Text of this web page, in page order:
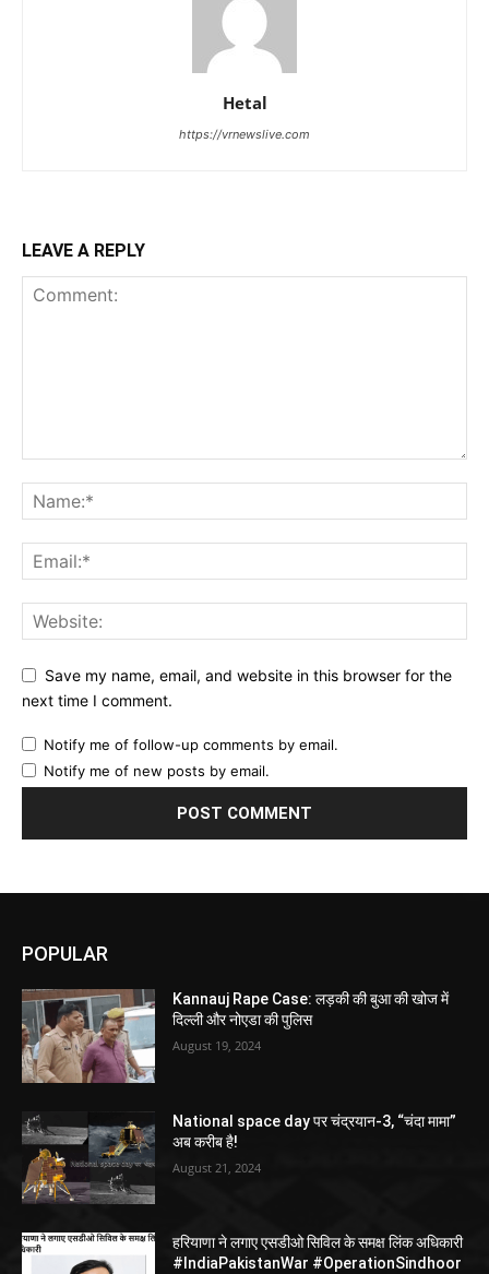
Hetal
https://vrnewslive.com
LEAVE A REPLY
Save my name, email, and website in this browser for the
next time I comment.
Notify me of follow-up comments by email.
Notify me of new posts by email.
POPULAR
Kannauj Rape Case: लड़की की बुआ की खोज में
दिल्ली और नोएडा की पुलिस
August 19, 2024
National space day पर चंद्रयान-3, “चंदा मामा”
अब करीब है!
August 21, 2024
हरियाणा ने लगाए एसडीओ सिविल के समक्ष लिंक अधिकारी
#IndiaPakistanWar #OperationSindhoor